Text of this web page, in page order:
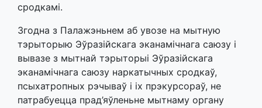
сродкамі.
Згодна з Палажэньнем аб увозе на мытную
тэрыторыю Эўразійскага эканамічнага саюзу і
вывазе з мытнай тэрыторыі Эўразійскага
эканамічнага саюзу наркатычных сродкаў,
псыхатропных рэчываў і іх прэкурсораў, не
патрабуецца прад’яўленьне мытнаму органу